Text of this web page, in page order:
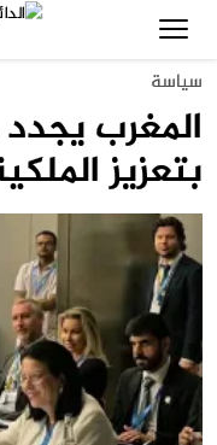
سياسة
المغرب
بتعزيز